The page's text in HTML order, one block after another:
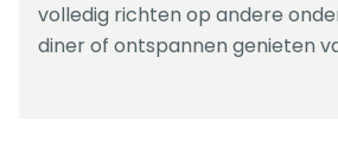
volledig richten op andere
diner of ontspannen genieten